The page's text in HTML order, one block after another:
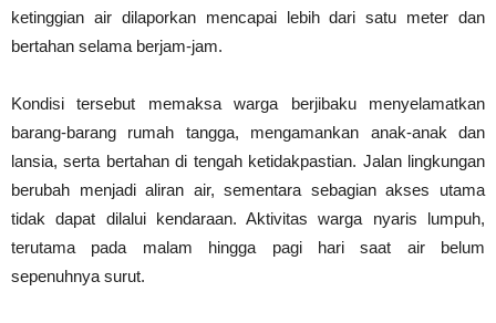
ketinggian air dilaporkan mencapai lebih dari satu meter dan
bertahan selama berjam-jam.
Kondisi tersebut memaksa warga berjibaku menyelamatkan
barang-barang rumah tangga, mengamankan anak-anak dan
lansia, serta bertahan di tengah ketidakpastian. Jalan lingkungan
berubah menjadi aliran air, sementara sebagian akses utama
tidak dapat dilalui kendaraan. Aktivitas warga nyaris lumpuh,
terutama pada malam hingga pagi hari saat air belum
sepenuhnya surut.